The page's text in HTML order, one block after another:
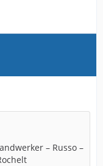
– Russo –